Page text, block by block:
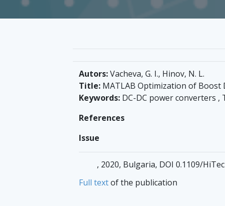
Autors:Vacheva, G. I., Hinov, N. L.
Title: MATLAB Optimization of Boost
Keywords: DC-DC power converters ,
References
Issue
, 2020, Bulgaria, DOI 0.1109/
Full textof the publication